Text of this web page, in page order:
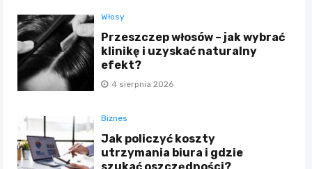
Włosy
Przeszczep włosów – jak wybrać
klinikę i uzyskać naturalny
efekt?
4 sierpnia 2026
Biznes
Jak policzyć koszty
utrzymania biura i gdzie